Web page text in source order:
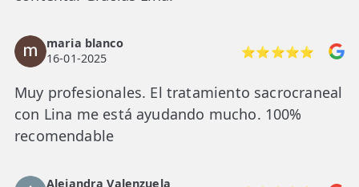
maria blanco
16-01-2025
⭐⭐⭐⭐⭐
Muy profesionales. El tratamiento sacrocraneal
con Lina me está ayudando mucho. 100%
recomendable
Alejandra Valenzuela